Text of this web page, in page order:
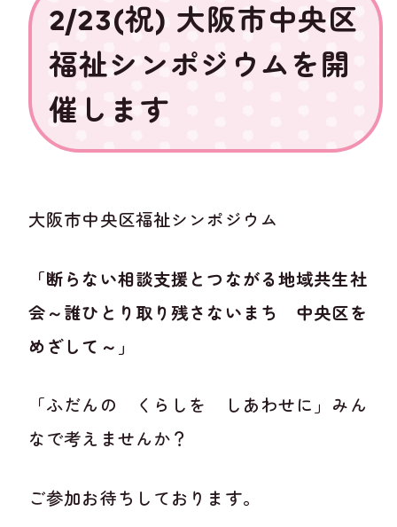
2/23(祝) 大阪市中央区
福祉シンポジウムを開
催します
大阪市中央区福祉シンポジウム
「断らない相談支援とつながる地域共生社
会 ～誰ひとり取り残さないまち 中央区を
めざして～」
「ふだんの くらしを しあわせに」みん
なで考えませんか？
ご参加お待ちしております。